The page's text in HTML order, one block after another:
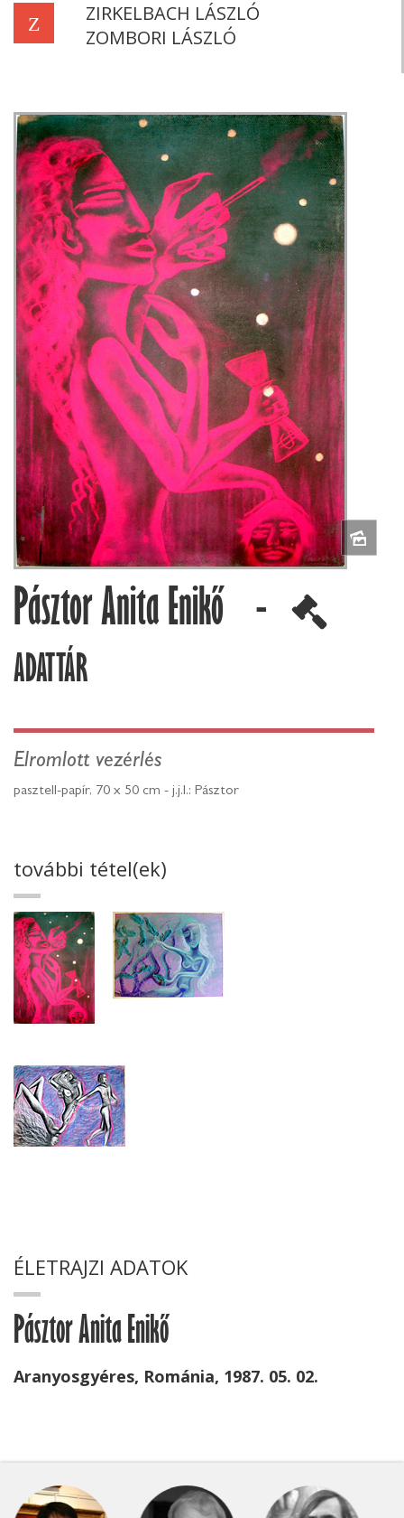
Z
ZIRKELBACH LÁSZLÓ
ZOMBORI LÁSZLÓ
Pásztor Anita Enikő -
ADATTÁR
Elromlott vezérlés
pasztell-papír, 70 x 50 cm - j.j.l.: Pásztor
további tétel(ek)
ÉLETRAJZI ADATOK
Pásztor Anita Enikő
Aranyosgyéres, Románia, 1987. 05. 02.